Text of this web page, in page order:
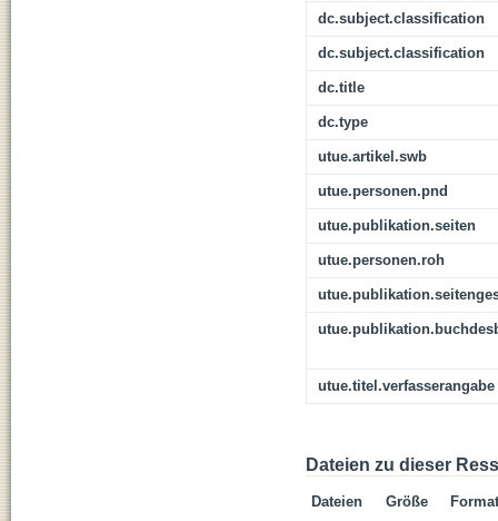
dc.subject.classification
dc.subject.classification
dc.title
dc.type
utue.artikel.swb
utue.personen.pnd
utue.publikation.seiten
utue.personen.roh
utue.titel.verfasserangabe
Dateien zu dieser
Dateien Größe
Format